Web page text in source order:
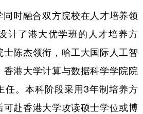
时融合双方院校在人才培养领
计了港大优学班的人才培养方
陈杰领衔，哈工大国际人工智
港大学计算与数据科学学院院
任。本科阶段采用3年制培养方
赴香港大学攻读硕士学位或博